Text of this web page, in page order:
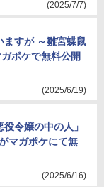
(2025/7/7)
ますが ～雛宮蝶鼠
ポケで無料公開
(2025/6/19)
令嬢の中の人」
マガポケにて無
(2025/6/16)